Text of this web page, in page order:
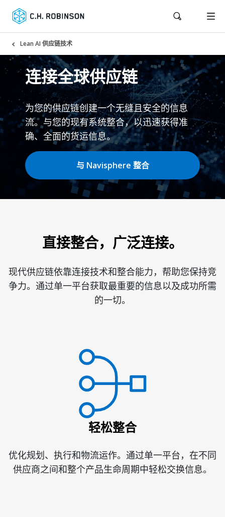
Lean AI 供应链技术
连接全球供应链
为您的供应链创建一个无缝且安全的信息
流。与您的现有系统整合，以迅速获得准
确、全面的货运信息。
与 Navisphere 整合
直接整合，广泛连接。
现代供应链依靠连接技术和整合能力，帮助您保持竞
争力。通过单一平台获取最重要的信息以及成功所需
的一切。
轻松整合
优化规划、执行和物流运作。通过单一平台，在不同
供应商之间和整个产品生命周期中轻松交换信息。